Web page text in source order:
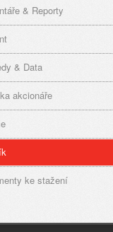
& Reporty
& Data
akcionáře
ke stažení